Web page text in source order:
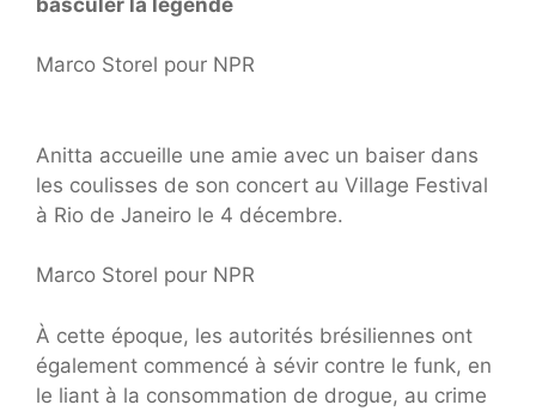
Marco Storel pour NPR
Anitta accueille une amie avec un baiser dans
les coulisses de son concert au Village Festival
à Rio de Janeiro le 4 décembre.
Marco Storel pour NPR
À cette époque, les autorités brésiliennes ont
également commencé à sévir contre le funk, en
le liant à la consommation de drogue, au crime